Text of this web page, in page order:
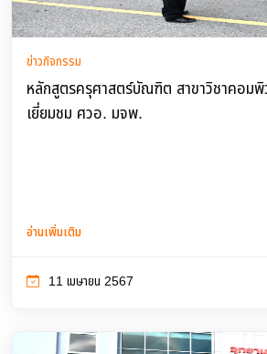
ข่าวกิจกรรม
หลักสูตรครุศาสตร์บัณฑิต สาขาวิชาคอม
เยี่ยมชม ศวอ. มจพ.
อ่านเพิ่มเติม
11 เมษายน 2567